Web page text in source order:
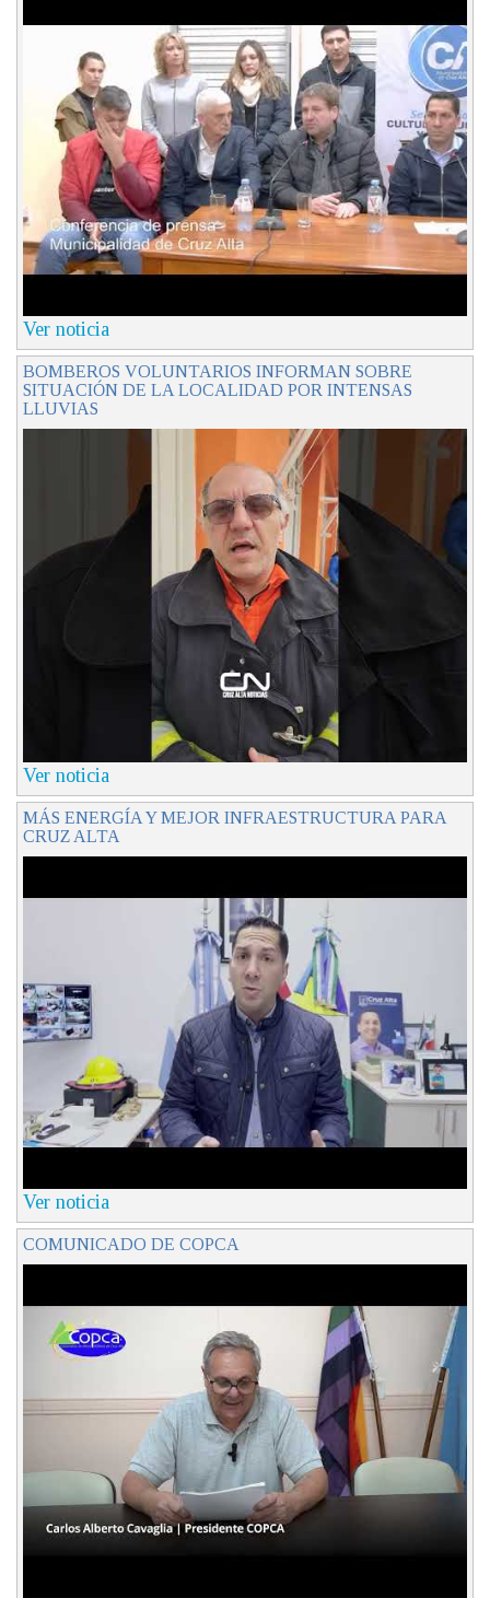
Ver noticia
BOMBEROS VOLUNTARIOS INFORMAN SOBRE
SITUACIÓN DE LA LOCALIDAD POR INTENSAS
LLUVIAS
Ver noticia
MÁS ENERGÍA Y MEJOR INFRAESTRUCTURA PARA
CRUZ ALTA
Ver noticia
COMUNICADO DE COPCA